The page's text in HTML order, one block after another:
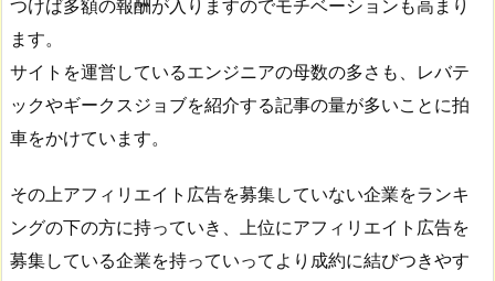
つけば多額の報酬が入りますのでモチベーションも高まり
ます。
サイトを運営しているエンジニアの母数の多さも、レバテ
ックやギークスジョブを紹介する記事の量が多いことに拍
車をかけています。
その上アフィリエイト広告を募集していない企業をランキ
ングの下の方に持っていき、上位にアフィリエイト広告を
募集している企業を持っていってより成約に結びつきやす